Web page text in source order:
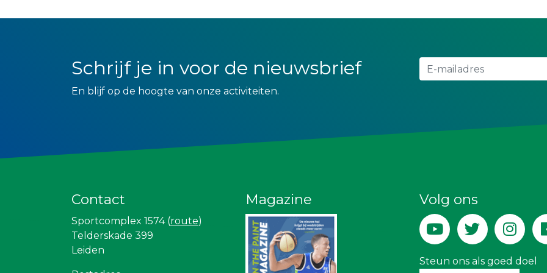
Schrijf je in voor de nieuwsbrief
En blijf op de hoogte van onze activiteiten.
Contact
Sportcomplex 1574 (route)
Telderskade 399
Leiden
Magazine Volg ons
Steun ons als goed doel